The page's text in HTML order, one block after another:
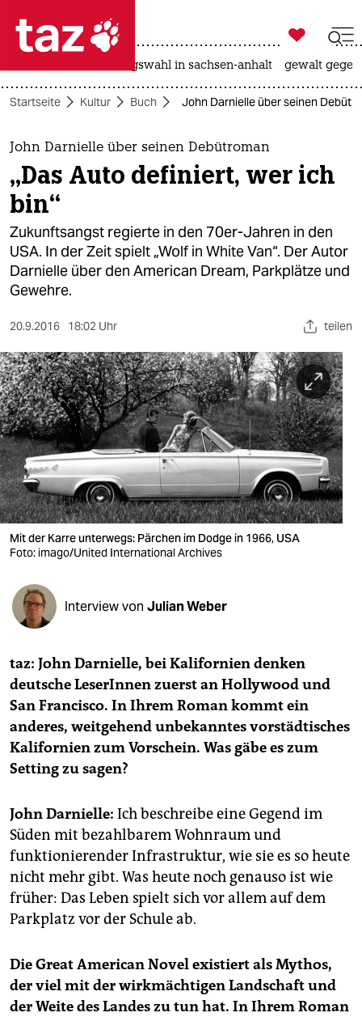
 taz zahl ich
taz zahl ich
themen
politik
öko
gesellschaft
kultur
sport
berlin
nord
wahrheit
verlag
verlag
veranstaltungen
fragen & hilfe
unterstützen
abo
genossenschaft
epaper login

taz zahl ich
landtagswahl in sachsen-anhalt gewalt
Startseite Kultur Buch John Darnielle über seinen
John Darnielle über seinen Debütroman
„Das Auto definiert, wer ich
bin“
Zukunftsangst regierte in den 70er-Jahren in den
USA. In der Zeit spielt „Wolf in White Van“. Der Autor
Darnielle über den American Dream, Parkplätze und
Gewehre.
20.9.2016 18:02 Uhr teilen
Mit der Karre unterwegs: Pärchen im Dodge in 1966, USA
Foto: imago/United International Archives
Interview von Julian Weber
taz: John Darnielle, bei Kalifornien denken
deutsche LeserInnen zuerst an Hollywood und
San Francisco. In Ihrem Roman kommt ein
anderes, weitgehend unbekanntes vorstädtisches
Kalifornien zum Vorschein. Was gäbe es zum
Setting zu sagen?
John Darnielle: Ich beschreibe eine Gegend im
Süden mit bezahlbarem Wohnraum und
funktionierender Infrastruktur, wie sie es so heute
nicht mehr gibt. Was heute noch genauso ist wie
früher: Das Leben spielt sich vor allem auf dem
Parkplatz vor der Schule ab.
Die Great American Novel existiert als Mythos,
der viel mit der wirkmächtigen Landschaft und
der Weite des Landes zu tun hat. In Ihrem Roman